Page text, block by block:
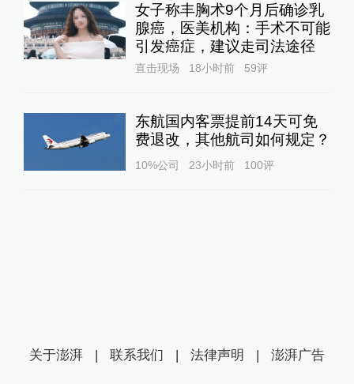
女子称丰胸术9个月后确诊乳
腺癌，医美机构：手术不可能
引发癌症，建议走司法途径
直击现场 18小时前 59评
东航国内客票提前14天可免
费退改，其他航司如何规定？
10%公司 23小时前 100评
关于澎湃 | 联系我们 | 法律声明 | 澎湃广告